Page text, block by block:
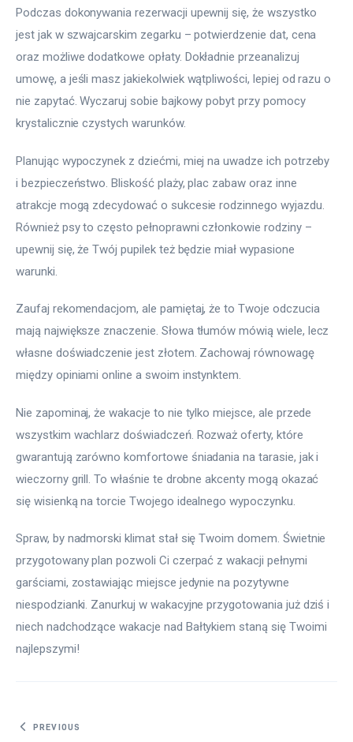
Podczas dokonywania rezerwacji upewnij się, że wszystko
jest jak w szwajcarskim zegarku – potwierdzenie dat, cena
oraz możliwe dodatkowe opłaty. Dokładnie przeanalizuj
umowę, a jeśli masz jakiekolwiek wątpliwości, lepiej od razu o
nie zapytać. Wyczaruj sobie bajkowy pobyt przy pomocy
krystalicznie czystych warunków.
Planując wypoczynek z dziećmi, miej na uwadze ich potrzeby
i bezpieczeństwo. Bliskość plaży, plac zabaw oraz inne
atrakcje mogą zdecydować o sukcesie rodzinnego wyjazdu.
Również psy to często pełnoprawni członkowie rodziny –
upewnij się, że Twój pupilek też będzie miał wypasione
warunki.
Zaufaj rekomendacjom, ale pamiętaj, że to Twoje odczucia
mają największe znaczenie. Słowa tłumów mówią wiele, lecz
własne doświadczenie jest złotem. Zachowaj równowagę
między opiniami online a swoim instynktem.
Nie zapominaj, że wakacje to nie tylko miejsce, ale przede
wszystkim wachlarz doświadczeń. Rozważ oferty, które
gwarantują zarówno komfortowe śniadania na tarasie, jak i
wieczorny grill. To właśnie te drobne akcenty mogą okazać
się wisienką na torcie Twojego idealnego wypoczynku.
Spraw, by nadmorski klimat stał się Twoim domem. Świetnie
przygotowany plan pozwoli Ci czerpać z wakacji pełnymi
garściami, zostawiając miejsce jedynie na pozytywne
niespodzianki. Zanurkuj w wakacyjne przygotowania już dziś i
niech nadchodzące wakacje nad Bałtykiem staną się Twoimi
najlepszymi!
Nawigacja
PREVIOUS